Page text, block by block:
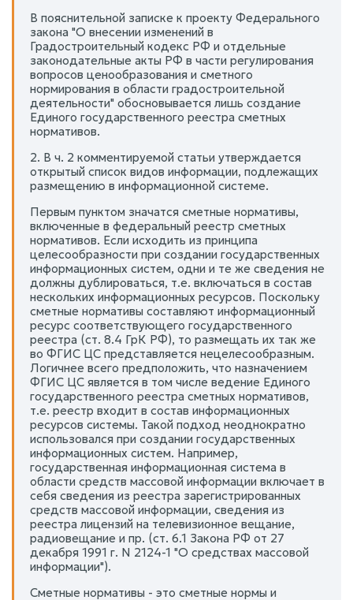
В пояснительной записке к проекту Федерального
закона "О внесении изменений в
Градостроительный кодекс РФ и отдельные
законодательные акты РФ в части регулирования
вопросов ценообразования и сметного
нормирования в области градостроительной
деятельности" обосновывается лишь создание
Единого государственного реестра сметных
нормативов.
2. В ч. 2 комментируемой статьи утверждается
открытый список видов информации, подлежащих
размещению в информационной системе.
Первым пунктом значатся сметные нормативы,
включенные в федеральный реестр сметных
нормативов. Если исходить из принципа
целесообразности при создании государственных
информационных систем, одни и те же сведения не
должны дублироваться, т.е. включаться в состав
нескольких информационных ресурсов. Поскольку
сметные нормативы составляют информационный
ресурс соответствующего государственного
реестра (ст. 8.4 ГрК РФ), то размещать их так же
во ФГИС ЦС представляется нецелесообразным.
Логичнее всего предположить, что назначением
ФГИС ЦС является в том числе ведение Единого
государственного реестра сметных нормативов,
т.е. реестр входит в состав информационных
ресурсов системы. Такой подход неоднократно
использовался при создании государственных
информационных систем. Например,
государственная информационная система в
области средств массовой информации включает в
себя сведения из реестра зарегистрированных
средств массовой информации, сведения из
реестра лицензий на телевизионное вещание,
радиовещание и пр. (ст. 6.1 Закона РФ от 27
декабря 1991 г. N 2124-1 "О средствах массовой
информации").
Сметные нормативы - это сметные нормы и